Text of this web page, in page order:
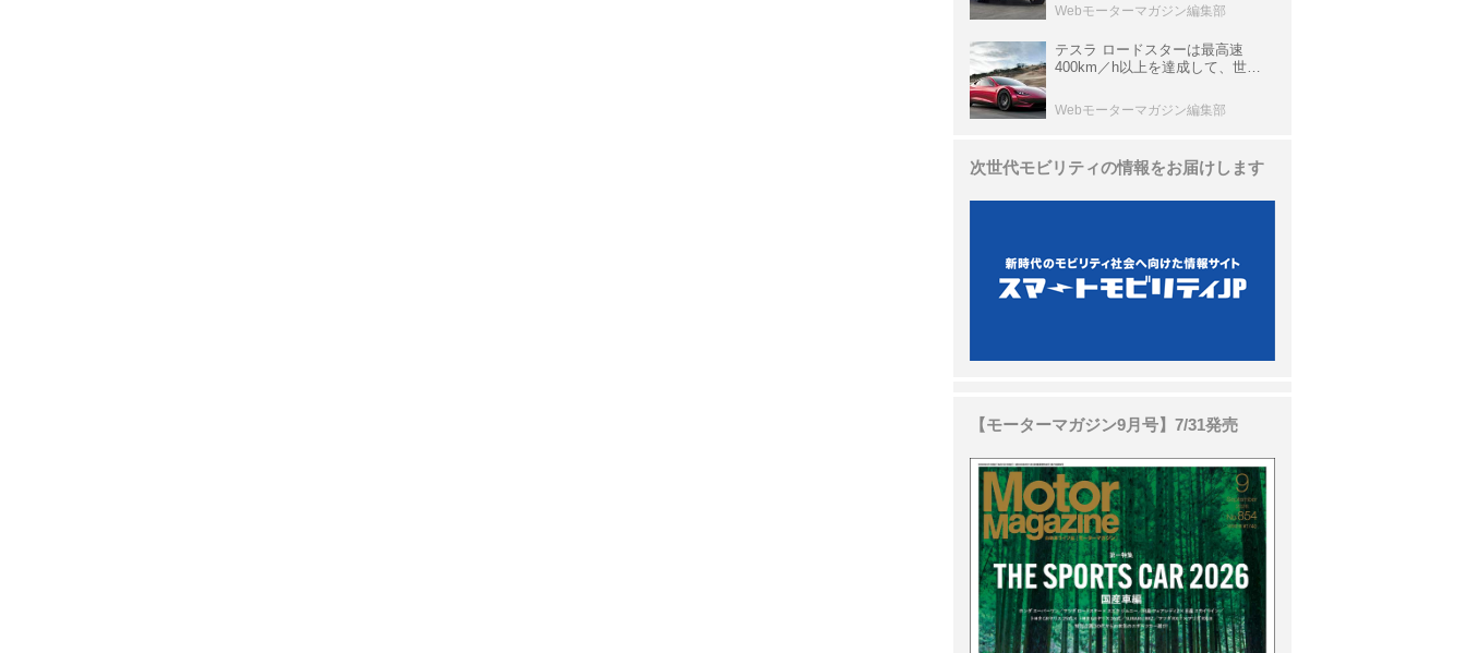
Webモーターマガジン編集部
テスラ ロードスターは最高速
400km／h以上を達成して、世界
ーカークロニクル・完全版／
113】
Webモーターマガジン編集部
次世代モビリティの情報をお届けします
【モーターマガジン9月号】7/31発売